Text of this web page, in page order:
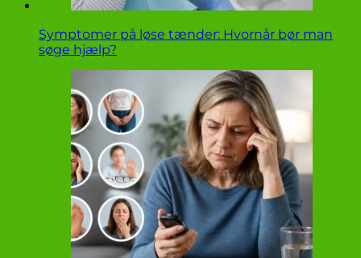
Symptomer på løse tænder: Hvornår bør man
søge hjælp?